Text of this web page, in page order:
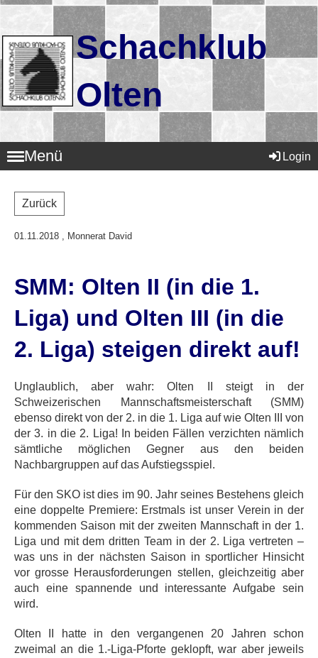
Schachklub
Olten
Menü Login
Zurück
01.11.2018 , Monnerat David
SMM: Olten II (in die 1.
Liga) und Olten III (in die
2. Liga) steigen direkt auf!
Unglaublich, aber wahr: Olten II steigt in der
Schweizerischen Mannschaftsmeisterschaft (SMM)
ebenso direkt von der 2. in die 1. Liga auf wie Olten III von
der 3. in die 2. Liga! In beiden Fällen verzichten nämlich
sämtliche möglichen Gegner aus den beiden
Nachbargruppen auf das Aufstiegsspiel.
Für den SKO ist dies im 90. Jahr seines Bestehens gleich
eine doppelte Premiere: Erstmals ist unser Verein in der
kommenden Saison mit der zweiten Mannschaft in der 1.
Liga und mit dem dritten Team in der 2. Liga vertreten –
was uns in der nächsten Saison in sportlicher Hinsicht
vor grosse Herausforderungen stellen, gleichzeitig aber
auch eine spannende und interessante Aufgabe sein
wird.
Olten II hatte in den vergangenen 20 Jahren schon
zweimal an die 1.-Liga-Pforte geklopft, war aber jeweils